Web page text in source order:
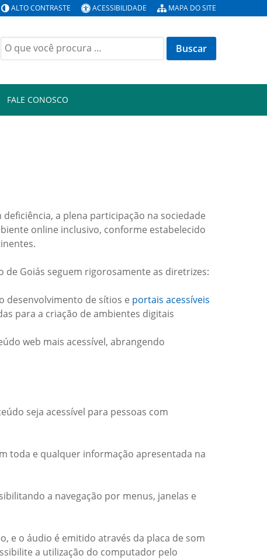
ALTO CONTRASTE ACESSIBILIDADE MAPA DO SITE
Buscar
por:
FALE CONOSCO
a plena participação na sociedade
online inclusivo, conforme estabelecido
Goiás seguem rigorosamente as diretrizes:
desenvolvimento de sítios e portais acessíveis
para a criação de ambientes digitais
web mais acessível, abrangendo
seja acessível para pessoas com
toda e qualquer informação apresentada na
a navegação por menus, janelas e
e o áudio é emitido através da placa de som
a utilização do computador pelo